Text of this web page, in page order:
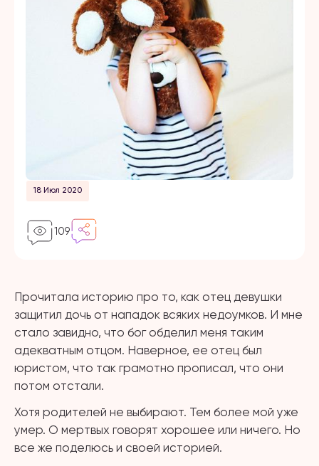
18 Июл 2020
109
Прочитала историю про то, как отец девушки
защитил дочь от нападок всяких недоумков. И мне
стало завидно, что бог обделил меня таким
адекватным отцом. Наверное, ее отец был
юристом, что так грамотно прописал, что они
потом отстали.
Хотя родителей не выбирают. Тем более мой уже
умер. О мертвых говорят хорошее или ничего. Но
все же поделюсь и своей историей.